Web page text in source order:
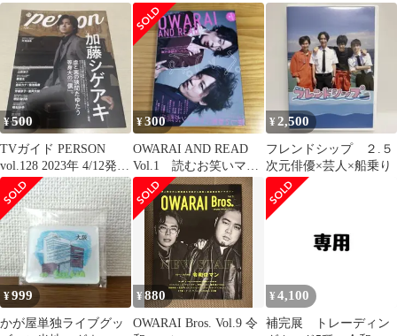
ん THE MOVIE
週刊ヤングジャンプ
10/16号
¥500
TVガイド PERSON
vol.128 2023年 4/12発
行 加藤シゲアキ
¥300
OWARAI AND READ
Vol.1 読むお笑いマガ
ジン ぺこぱ
¥2,500
フレンドシップ ２.５
次元俳優×芸人×船乗り
¥999
かが屋単独ライブグッ
¥880
OWARAI Bros. Vol.9 令
¥ 4,100
補完展 トレーディン